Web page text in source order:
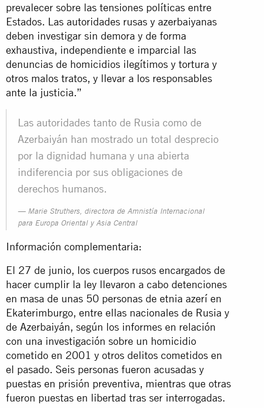
prevalecer sobre las tensiones políticas entre
Estados. Las autoridades rusas y azerbaiyanas
deben investigar sin demora y de forma
exhaustiva, independiente e imparcial las
denuncias de homicidios ilegítimos y tortura y
otros malos tratos, y llevar a los responsables
ante la justicia.”
Las autoridades tanto de Rusia como de
Azerbaiyán han mostrado un total desprecio
por la dignidad humana y una abierta
indiferencia por sus obligaciones de
derechos humanos.
Marie Struthers, directora de Amnistía Internacional
para Europa Oriental y Asia Central
Información complementaria:
El 27 de junio, los cuerpos rusos encargados de
hacer cumplir la ley llevaron a cabo detenciones
en masa de unas 50 personas de etnia azerí en
Ekaterimburgo, entre ellas nacionales de Rusia y
de Azerbaiyán, según los informes en relación
con una investigación sobre un homicidio
cometido en 2001 y otros delitos cometidos en
el pasado. Seis personas fueron acusadas y
puestas en prisión preventiva, mientras que otras
fueron puestas en libertad tras ser interrogadas.